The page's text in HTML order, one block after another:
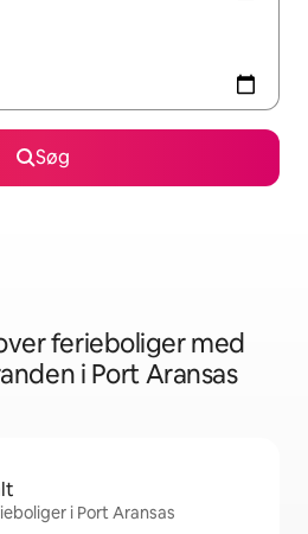
Søg
ferieboliger med
i Port Aransas
i Port Aransas